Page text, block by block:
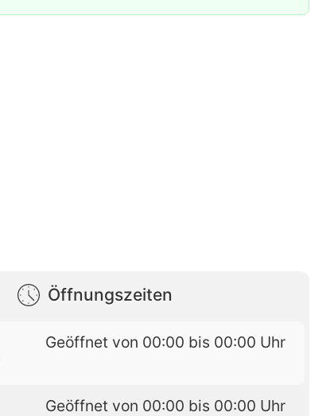
Öffnungszeiten
Geöffnet von 00:00 bis 00:00 Uhr
Geöffnet von 00:00 bis 00:00 Uhr